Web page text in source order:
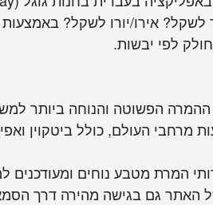
לפי יבשות.
ההמרה הפשוטה והנוחה ביותר
המרת מטבע נוחים
האתר גם בגישה מהירה דרך